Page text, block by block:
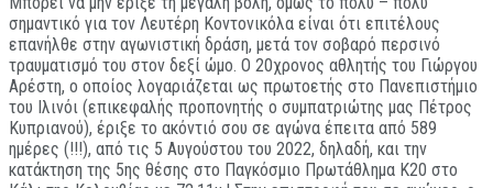
σημαντικό για τον Λευτέρη Κοντονικόλα είναι ότι επιτέλους
επανήλθε στην αγωνιστική δράση, μετά τον σοβαρό περσινό
τραυματισμό του στον δεξί ώμο. Ο 20χρονος αθλητής του Γιώργου
Αρέστη, ο οποίος λογαριάζεται ως πρωτοετής στο Πανεπιστήμιο
του Ιλινόι (επικεφαλής προπονητής ο συμπατριώτης μας Πέτρος
Κυπριανού), έριξε το ακόντιό σου σε αγώνα έπειτα από 589
ημέρες (!!!), από τις 5 Αυγούστου του 2022, δηλαδή, και την
κατάκτηση της 5ης θέσης στο Παγκόσμιο Πρωτάθλημα Κ20 στο